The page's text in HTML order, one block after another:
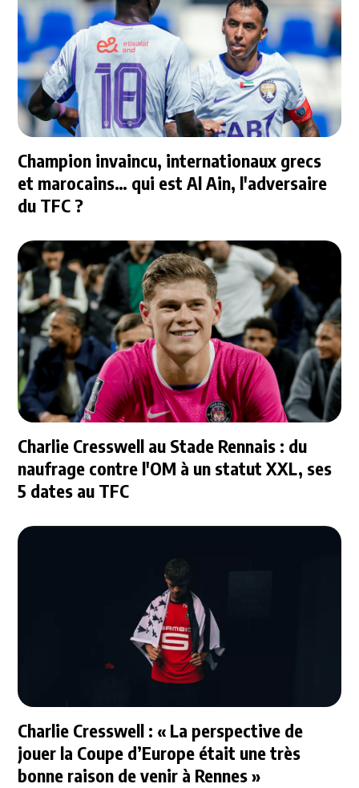
Champion invaincu, internationaux grecs
et marocains… qui est Al Ain, l'adversaire
du TFC ?
Charlie Cresswell au Stade Rennais : du
naufrage contre l'OM à un statut XXL, ses
5 dates au TFC
Charlie Cresswell : « La perspective de
jouer la Coupe d’Europe était une très
bonne raison de venir à Rennes »